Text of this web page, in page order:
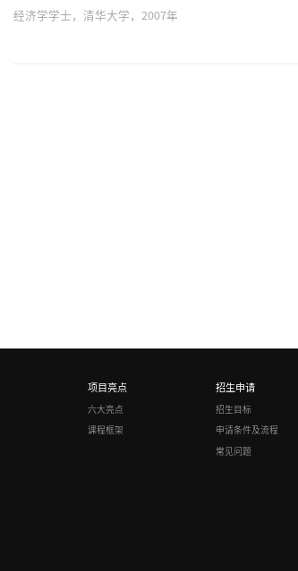
经济学学士，清华大学，2007年
项目亮点
六大亮点
课程框架
招生申请
招生目标
申请条件及流程
常见问题